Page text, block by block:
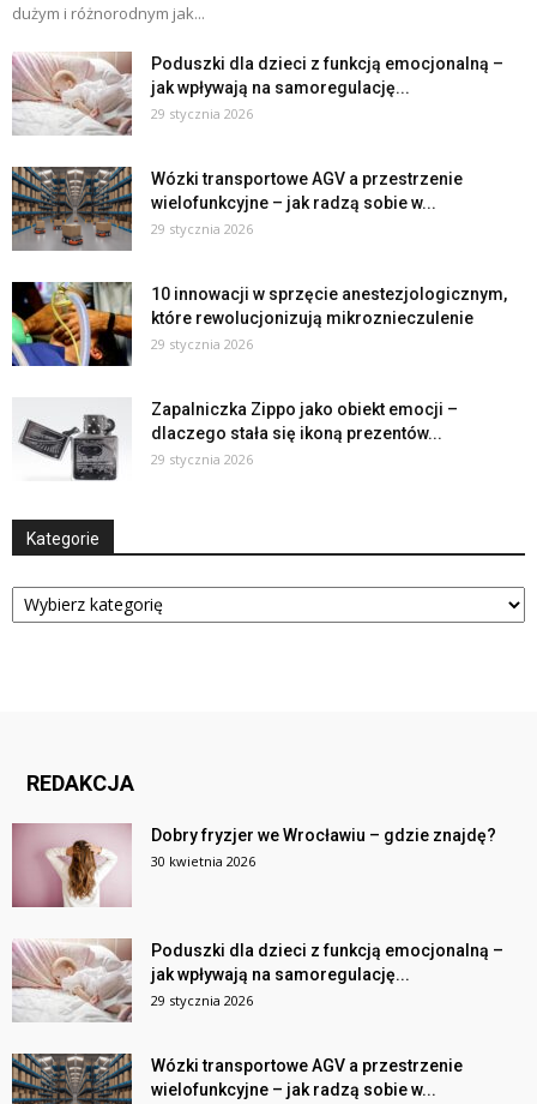
dużym i różnorodnym jak...
Poduszki dla dzieci z funkcją emocjonalną –
jak wpływają na samoregulację...
29 stycznia 2026
Wózki transportowe AGV a przestrzenie
wielofunkcyjne – jak radzą sobie w...
29 stycznia 2026
10 innowacji w sprzęcie anestezjologicznym,
które rewolucjonizują mikroznieczulenie
29 stycznia 2026
Zapalniczka Zippo jako obiekt emocji –
dlaczego stała się ikoną prezentów...
29 stycznia 2026
Kategorie
Kategorie
REDAKCJA
Dobry fryzjer we Wrocławiu – gdzie znajdę?
30 kwietnia 2026
Poduszki dla dzieci z funkcją emocjonalną –
jak wpływają na samoregulację...
29 stycznia 2026
Wózki transportowe AGV a przestrzenie
wielofunkcyjne – jak radzą sobie w...